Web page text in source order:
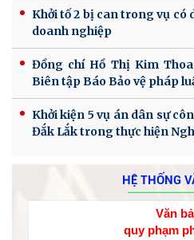
Khởi tố 2 bị can trong vụ có
doanh nghiệp
Đồng chí Hồ Thị Kim
Biên tập Báo Bảo vệ pháp
Khởi kiện 5 vụ án dân sự
Đắk Lắk trong thực hiện
HỆ THỐNG
Văn
quy phạm